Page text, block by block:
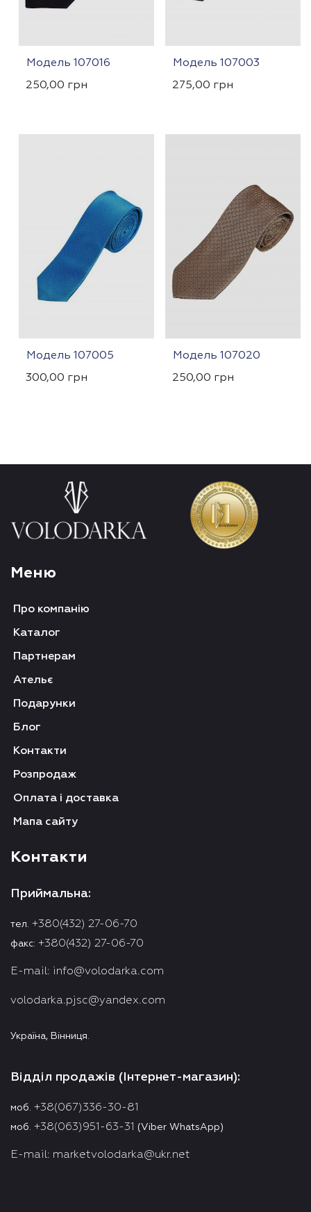
Модель 107016
250,00 грн
Модель 107003
275,00 грн
Модель 107005
300,00 грн
Модель 107020
250,00 грн
Меню
Про компанію
Каталог
Партнерам
Ательє
Подарунки
Блог
Контакти
Розпродаж
Оплата і доставка
Мапа сайту
Контакти
Приймальна:
тел. +380(432) 27-06-70
факс: +380(432) 27-06-70
E-mail: info@volodarka.com
volodarka.pjsc@yandex.com
Україна, Вінниця.
Відділ продажів (Інтернет-магазин):
моб. +38(067)336-30-81
моб. +38(063)951-63-31 (Viber WhatsApp)
E-mail: marketvolodarka@ukr.net